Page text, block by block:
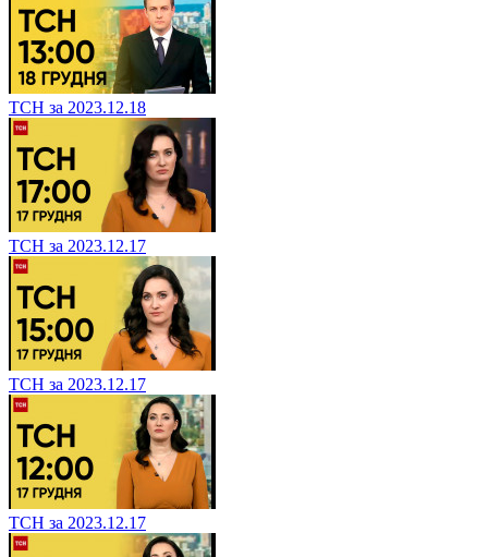
ТСН за 2023.12.18
ТСН за 2023.12.17
ТСН за 2023.12.17
ТСН за 2023.12.17